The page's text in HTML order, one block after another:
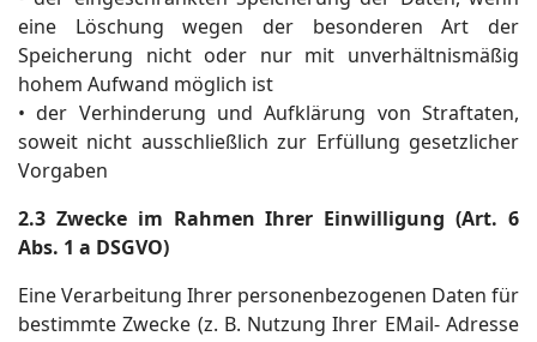
eine Löschung wegen der besonderen Art der
Speicherung nicht oder nur mit unverhältnismäßig
hohem Aufwand möglich ist
• der Verhinderung und Aufklärung von Straftaten,
soweit nicht ausschließlich zur Erfüllung gesetzlicher
Vorgaben
2.3 Zwecke im Rahmen Ihrer Einwilligung (Art. 6
Abs. 1 a DSGVO)
Eine Verarbeitung Ihrer personenbezogenen Daten für
bestimmte Zwecke (z. B. Nutzung Ihrer EMail- Adresse